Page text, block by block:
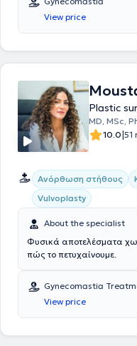
View price
Plastic
MD, MSc,
10.0|51
Ανόρθωση στήθους
Vulvoplasty
About the specialist
Φυσικά αποτελέσματα
πώς το πετυχαίνουμε.
Gynecomastia
View price